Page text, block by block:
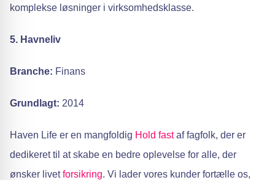
komplekse løsninger i virksomhedsklasse.
5. Havneliv
Branche: Finans
Grundlagt: 2014
Haven Life er en mangfoldig Hold fastaf fagfolk, der er
dedikeret til at skabe en bedre oplevelse for alle, der
ønsker livetforsikring. Vi lader vores kunder fortælle os,